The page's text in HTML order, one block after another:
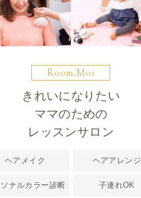
Room.Moi
きれいになりたい
ママのための
レッスンサロン
ヘアメイク ヘアアレンジ
ナルカラー診断 子連れOK